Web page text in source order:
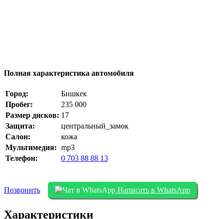
Полная характеристика автомобиля
Город:
Бишкек
Пробег:
235 000
Размер дисков: 17
Защита:
центральный_замок
Салон:
кожа
Мультимедия: mp3
Телефон:
0 703 88 88 13
Позвонить Написать в WhatsApp
Характеристики